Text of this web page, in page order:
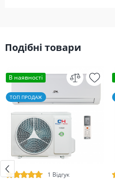
Подібні товари
В наявності
ТОП ПРОДАЖ
1 Відгук